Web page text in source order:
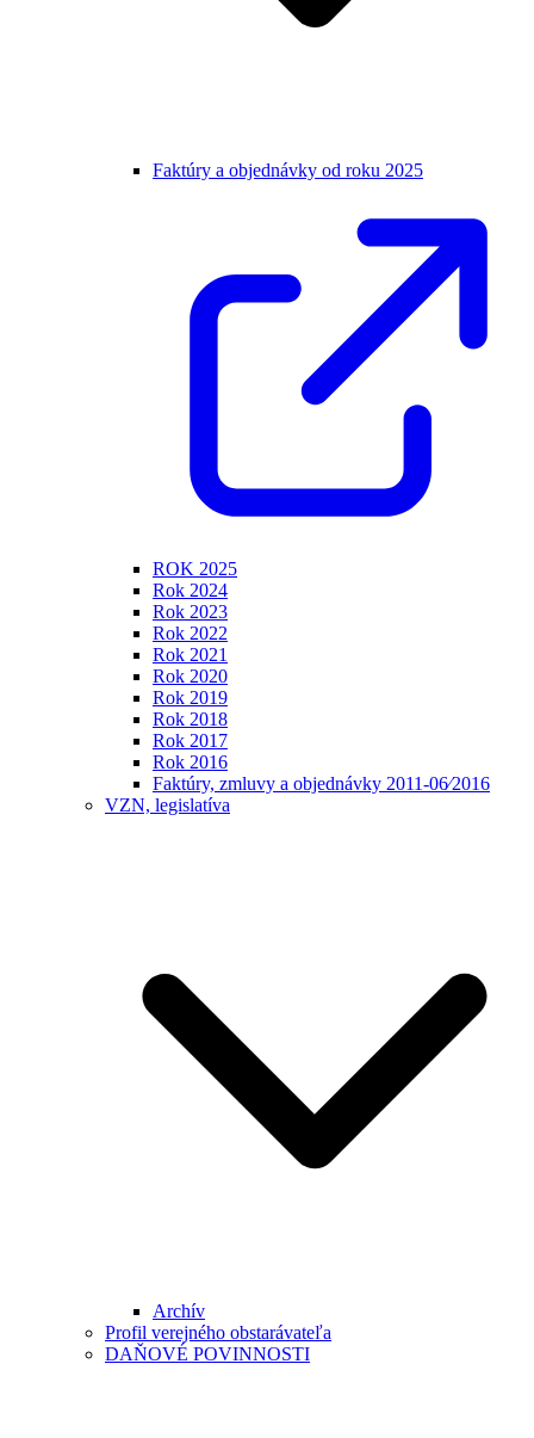
Faktúry a objednávky od roku 2025
ROK 2025
Rok 2024
Rok 2023
Rok 2022
Rok 2021
Rok 2020
Rok 2019
Rok 2018
Rok 2017
Rok 2016
Faktúry, zmluvy a objednávky 2011-06⁄2016
VZN, legislatíva
Archív
Profil verejného obstarávateľa
DAŇOVÉ POVINNOSTI